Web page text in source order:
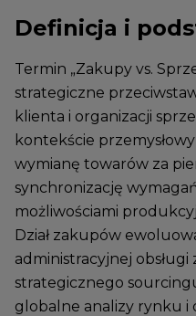
Definicja i
Termin „Zakupy vs.
strategiczne
klienta i organizacji
kontekście
wymianę towarów za
synchronizację
możliwościami
Dział zakupów
administracyjnej obsługi
strategicznego
globalne analizy rynku i